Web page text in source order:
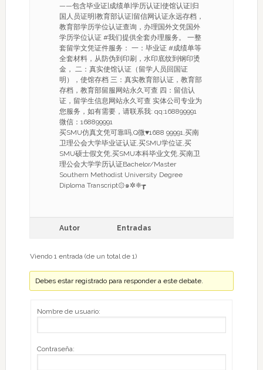
——包含毕业证|成绩单|学历认证|使馆认证|归
国人员证明|教育部认证|留信网认证永远存档，
教育部学历学位认证查询，办理国外文凭国外
学历学位认证 #我们提供全套办理服务。 一整
套留学文凭证件服务： 一：毕业证 #成绩单等
全套材料，从防伪到印刷，水印底纹到钢印烫
金， 二：真实使馆认证（留学人员回国证
明），使馆存档 三：真实教育部认证，教育部
存档，教育部留服网站永久可查 四：留信认
证，留学生信息网站永久可查 实体公司专业为
您服务，如有需要，请联系我: qq:168899991
微信：168899991
买SMU仿真文凭可靠吗,Q微♥1688 99991,买南
卫理公会大学毕业证认证,买SMU学位证,买
SMU硕士假文凭,买SMU本科毕业文凭,买南卫
理公会大学学历认证Bachelor/Master
Southern Methodist University Degree
Diploma Transcript۞๑✲❈┲
Autor Entradas
Viendo 1 entrada (de un total de 1)
Debes estar registrado para responder a este debate.
Nombre de usuario:
Contraseña: